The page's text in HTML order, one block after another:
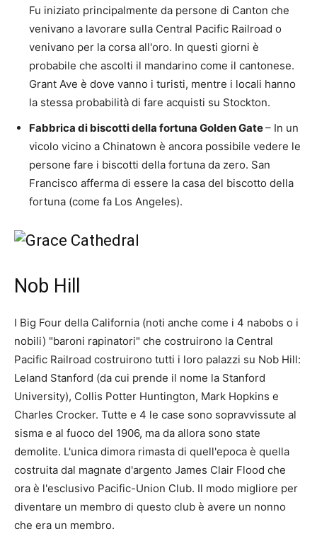
Fu iniziato principalmente da persone di Canton che
venivano a lavorare sulla Central Pacific Railroad o
venivano per la corsa all'oro. In questi giorni è
probabile che ascolti il ​​mandarino come il cantonese.
Grant Ave è dove vanno i turisti, mentre i locali hanno
la stessa probabilità di fare acquisti su Stockton.
Fabbrica di biscotti della fortuna Golden Gate– In un
vicolo vicino a Chinatown è ancora possibile vedere le
persone fare i biscotti della fortuna da zero. San
Francisco afferma di essere la casa del biscotto della
fortuna (come fa Los Angeles).
Nob Hill
I Big Four della California (noti anche come i 4 nabobs o i
nobili) "baroni rapinatori" che costruirono la Central
Pacific Railroad costruirono tutti i loro palazzi su Nob Hill:
Leland Stanford (da cui prende il nome la Stanford
University), Collis Potter Huntington, Mark Hopkins e
Charles Crocker. Tutte e 4 le case sono sopravvissute al
sisma e al fuoco del 1906, ma da allora sono state
demolite. L'unica dimora rimasta di quell'epoca è quella
costruita dal magnate d'argento James Clair Flood che
ora è l'esclusivo Pacific-Union Club. Il modo migliore per
diventare un membro di questo club è avere un nonno
che era un membro.